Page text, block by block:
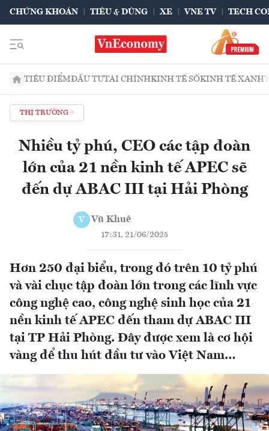
CHỨNG KHOÁN TIÊU & DÙNG XE VNE TV TECH
TIÊU ĐIỂMĐẦU TƯTÀI CHÍNHKINH TẾ SỐKINH TẾ XANH
THỊ TRƯỜNG
Nhiều tỷ phú, CEO các tập đoàn
lớn của 21 nền kinh tế APEC sẽ
đến dự ABAC III tại Hải Phòng
V Vũ Khuê
17:31, 21/06/2025
Hơn 250 đại biểu, trong đó trên 10 tỷ phú
và vài chục tập đoàn lớn trong các lĩnh vực
công nghệ cao, công nghệ sinh học của 21
nền kinh tế APEC đến tham dự ABAC III
tại TP Hải Phòng. Đây được xem là cơ hội
vàng để thu hút đầu tư vào Việt Nam…